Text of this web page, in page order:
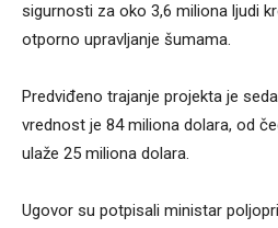
sigurnosti za oko 3,6 miliona ljudi
otporno upravljanje šumama.
Predviđeno trajanje projekta je
vrednost je 84 miliona dolara, od
ulaže 25 miliona dolara.
Ugovor su potpisali ministar